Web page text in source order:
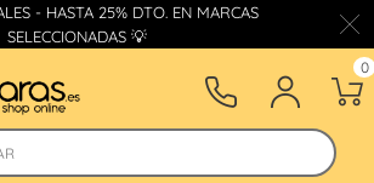
- HASTA 25% DTO. EN MARCAS
SELECCIONADAS 💡
0